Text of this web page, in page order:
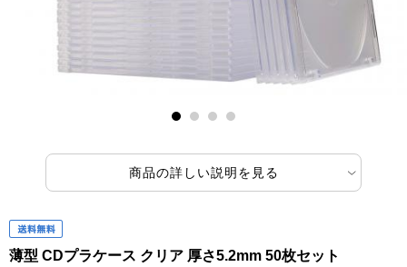
商品の詳しい説明を見る
薄型 CDプラケース クリア 厚さ5.2mm 50枚セット